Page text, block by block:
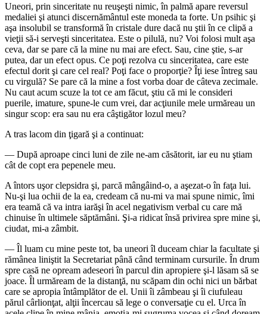
Uneori, prin sinceritate nu reuşeşti nimic, în palmă apare reversul
medaliei şi atunci discernământul este moneda ta forte. Un psihic şi
aşa insolubil se transformă în cristale dure dacă nu ştii în ce clipă a
vieţii să-i serveşti sinceritatea. Este o pilulă, nu? Voi folosi mult aşa
ceva, dar se pare că la mine nu mai are efect. Sau, cine ştie, s-ar
putea, dar un efect opus. Ce poţi rezolva cu sinceritatea, care este
efectul dorit şi care cel real? Poţi face o proporţie? Îţi iese întreg sau
cu virgulă? Se pare că la mine a fost vorba doar de câteva zecimale.
Nu caut acum scuze la tot ce am făcut, ştiu că mi le consideri
puerile, imature, spune-le cum vrei, dar acţiunile mele urmăreau un
singur scop: era sau nu era câştigător lozul meu?
A tras lacom din ţigară şi a continuat:
― După aproape cinci luni de zile ne-am căsătorit, iar eu nu ştiam
cât de copt era pepenele meu.
A întors uşor clepsidra şi, parcă mângâind-o, a aşezat-o în faţa lui.
Nu-şi lua ochii de la ea, credeam că nu-mi va mai spune nimic, îmi
era teamă că va intra iarăşi în acel negativism verbal cu care mă
chinuise în ultimele săptămâni. Şi-a ridicat însă privirea spre mine şi,
ciudat, mi-a zâmbit.
― Îl luam cu mine peste tot, ba uneori îl duceam chiar la facultate şi
rămânea liniştit la Secretariat până când terminam cursurile. În drum
spre casă ne opream adeseori în parcul din apropiere şi-l lăsam să se
joace. Îl urmăream de la distanţă, nu scăpam din ochi nici un bărbat
care se apropia întâmplător de el. Unii îi zâmbeau şi îi ciufuleau
părul cârlionţat, alţii încercau să lege o conversaţie cu el. Urca în